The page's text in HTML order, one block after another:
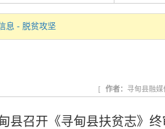
召开会议 讨论拟 新疆维吾尔
息 - 脱贫攻坚
[ 作者： 寻甸县融
县召开《寻甸县扶贫志》